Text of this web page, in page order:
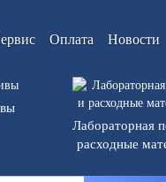
Оплата Новости
Лабораторная
расходные